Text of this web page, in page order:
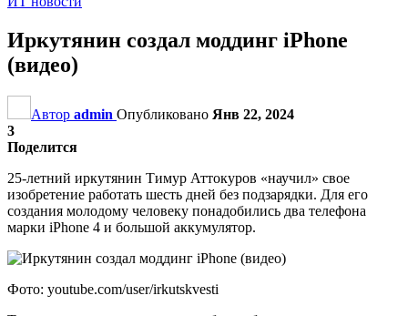
Иркутянин создал моддинг iPhone
(видео)
Автор admin Опубликовано Янв 22, 2024
3
Поделится
25-летний иркутянин Тимур Аттокуров «научил» свое
изобретение работать шесть дней без подзарядки. Для его
создания молодому человеку понадобились два телефона
марки iPhone 4 и большой аккумулятор.
Фото: youtube.com/user/irkutskvesti